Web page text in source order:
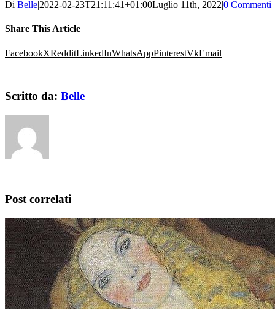
Di Belle|2022-02-23T21:11:41+01:00Luglio 11th, 2022|0 Commenti
Share This Article
FacebookXRedditLinkedInWhatsAppPinterestVkEmail
Scritto da: Belle
Post correlati